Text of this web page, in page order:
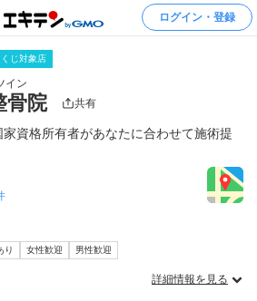
ログイン・登録
じ対象店
イン
骨院 共有
資格所有者があなたに合わせて施術提
り 女性歓迎 男性歓迎
詳細情報を見る